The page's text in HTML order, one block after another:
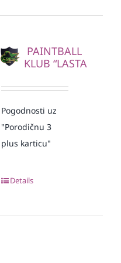
PAINTBALL
KLUB “LASTA
Pogodnosti uz
"Porodičnu 3
plus karticu"
Details